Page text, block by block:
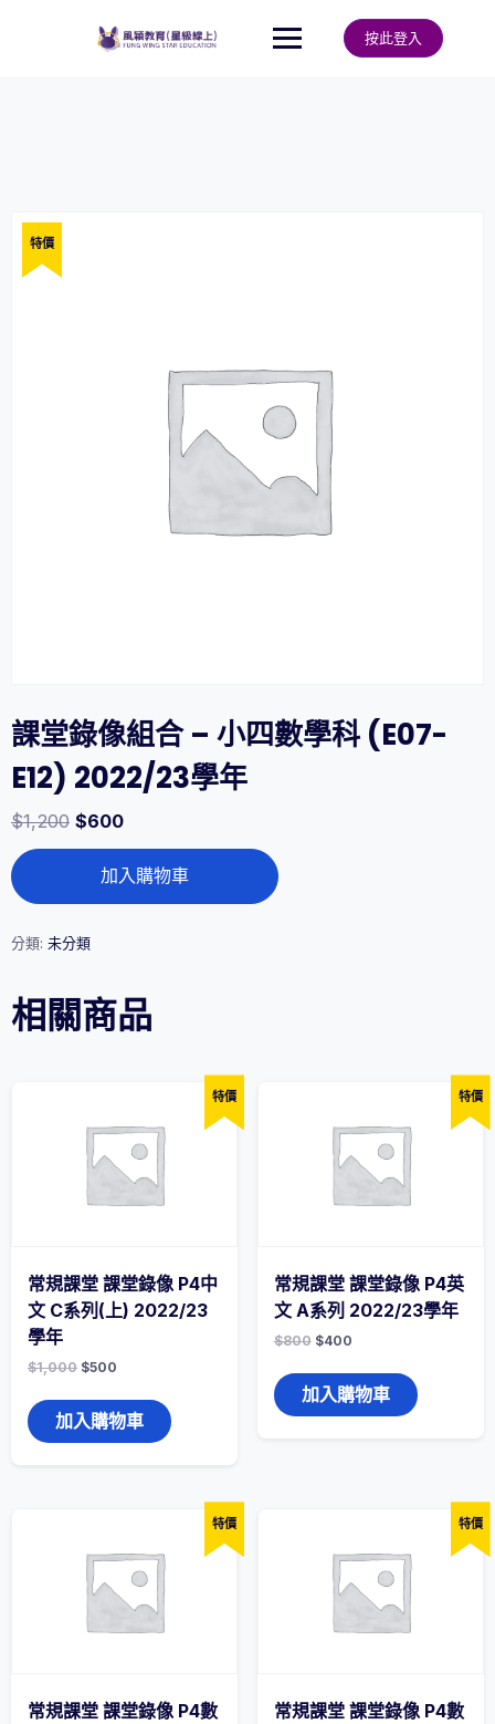
按此登入
特價
課堂錄像組合 – 小四數學科 (E07-
E12) 2022/23學年
$1,200 $600
課
堂
錄
組
小
四
加入購物車
分類: 未分類
相關商品
特價
常規課堂 課堂錄像 P4中
文 C系列(上) 2022/23
學年
$1,000 $500
加入購物車
特價
常規課堂 課堂錄像 P4英
文 A系列 2022/23學年
$800 $400
加入購物車
特價
常規課堂 課堂錄像 P4數
特價
常規課堂 課堂錄像 P4數